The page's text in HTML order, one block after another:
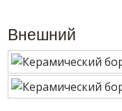
Внешний